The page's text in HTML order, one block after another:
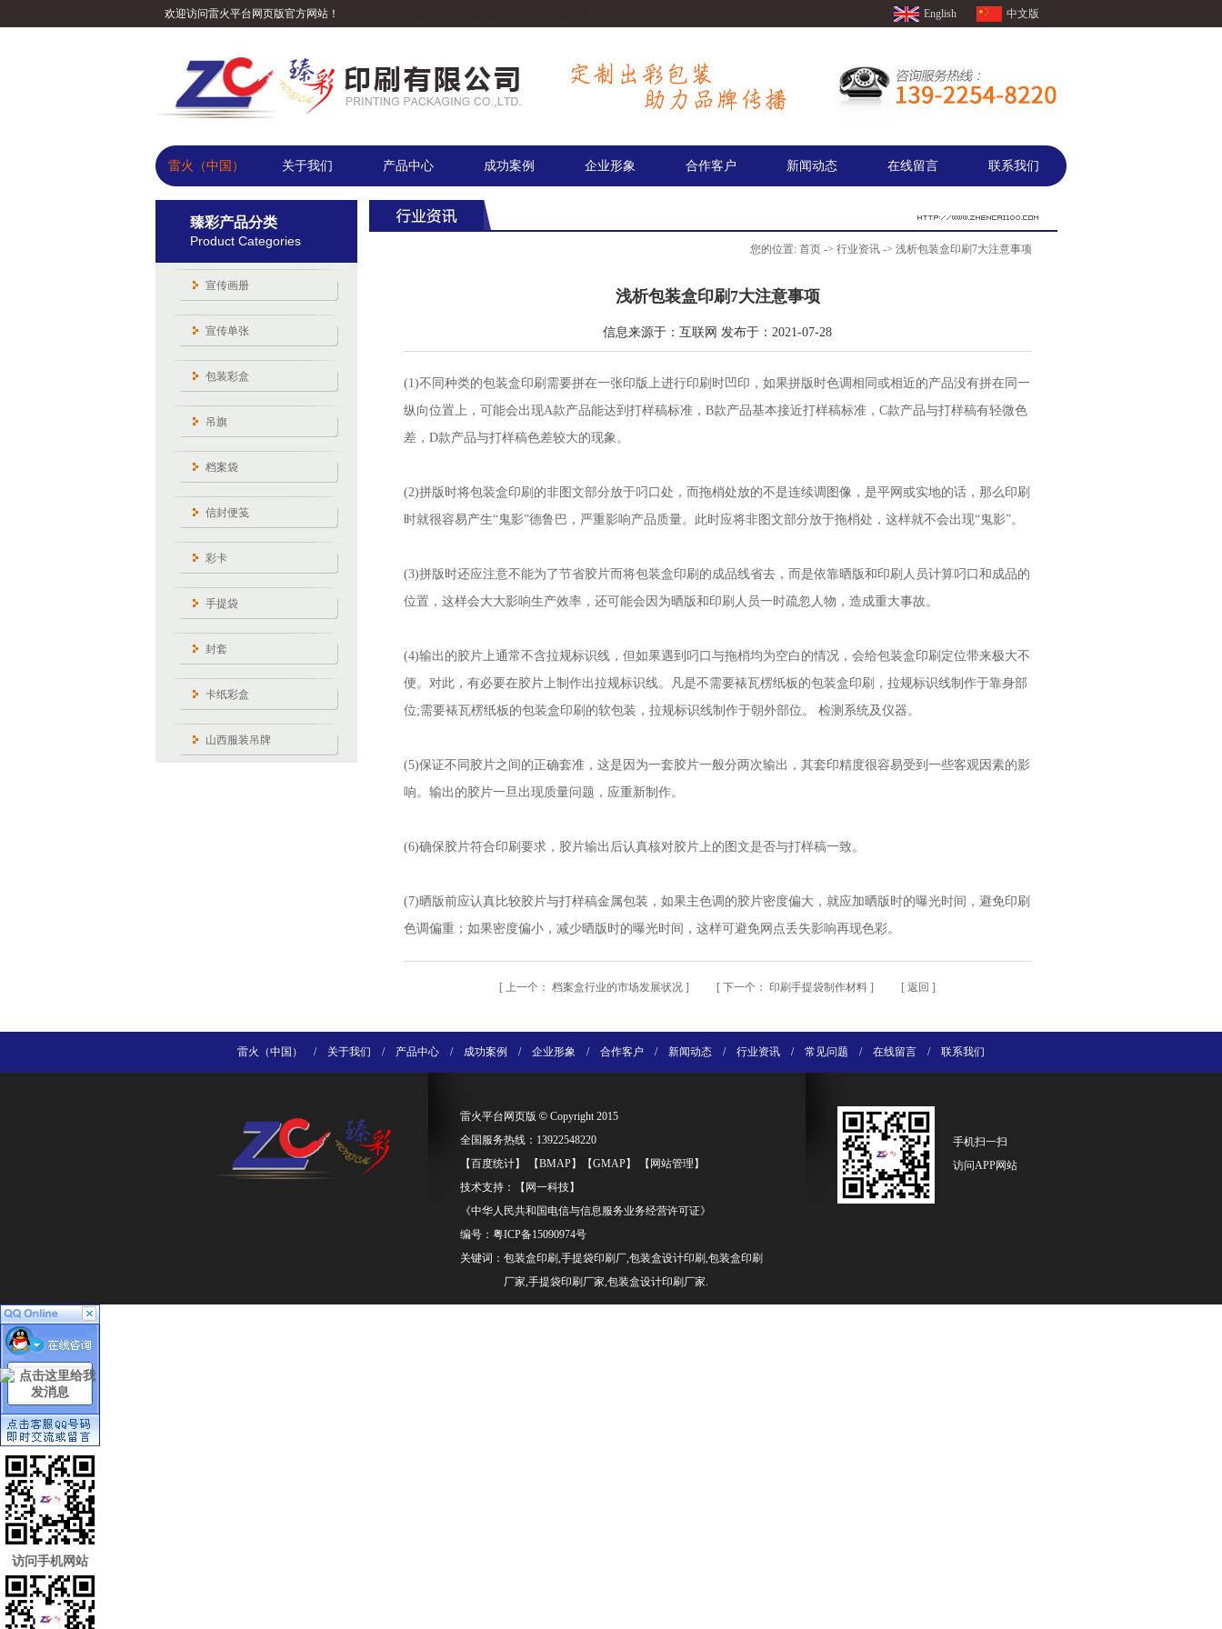
欢迎访问雷火平台网页版官方网站！ English 中文版
雷火（中国） 关于我们 产品中心 成功案例 企业形象 合作客户 新闻动态 在线留言 联系我们
臻彩产品分类
Product Categories
宣传画册
宣传单张
包装彩盒
吊旗
档案袋
信封便笺
彩卡
手提袋
封套
卡纸彩盒
山西服装吊牌
您的位置: 首页-> 行业资讯-> 浅析包装盒印刷7大注意事项
浅析包装盒印刷7大注意事项
信息来源于：互联网 发布于：2021-07-28
(1)不同种类的包装盒印刷需要拼在一张印版上进行印刷时凹印，如果拼版时色调相同或相近的产品没有拼在同一
纵向位置上，可能会出现A款产品能达到打样稿标准，B款产品基本接近打样稿标准，C款产品与打样稿有轻微色
差，D款产品与打样稿色差较大的现象。
(2)拼版时将包装盒印刷的非图文部分放于叼口处，而拖梢处放的不是连续调图像，是平网或实地的话，那么印刷
时就很容易产生“鬼影”德鲁巴，严重影响产品质量。此时应将非图文部分放于拖梢处，这样就不会出现“鬼影”。
(3)拼版时还应注意不能为了节省胶片而将包装盒印刷的成品线省去，而是依靠晒版和印刷人员计算叼口和成品的
位置，这样会大大影响生产效率，还可能会因为晒版和印刷人员一时疏忽人物，造成重大事故。
(4)输出的胶片上通常不含拉规标识线，但如果遇到叼口与拖梢均为空白的情况，会给包装盒印刷定位带来极大不
便。对此，有必要在胶片上制作出拉规标识线。凡是不需要裱瓦楞纸板的包装盒印刷，拉规标识线制作于靠身部
位;需要裱瓦楞纸板的包装盒印刷的软包装，拉规标识线制作于朝外部位。 检测系统及仪器。
(5)保证不同胶片之间的正确套准，这是因为一套胶片一般分两次输出，其套印精度很容易受到一些客观因素的影
响。输出的胶片一旦出现质量问题，应重新制作。
(6)确保胶片符合印刷要求，胶片输出后认真核对胶片上的图文是否与打样稿一致。
(7)晒版前应认真比较胶片与打样稿金属包装，如果主色调的胶片密度偏大，就应加晒版时的曝光时间，避免印刷
色调偏重；如果密度偏小，减少晒版时的曝光时间，这样可避免网点丢失影响再现色彩。
[上一个：档案盒行业的市场发展状况] [下一个： 印刷手提袋制作材料] [ 返回]
雷火（中国） / 关于我们 / 产品中心 / 成功案例 / 企业形象 / 合作客户 / 新闻动态 / 行业资讯 / 常见问题 / 在线留言 / 联系我们
雷火平台网页版 © Copyright 2015
全国服务热线：13922548220
【百度统计】 【BMAP】【GMAP】 【 网站管理 】
技术支持：【 网一科技】
《中华人民共和国电信与信息服务业务经营许可证》
编号： 粤ICP备15090974号
关键词：包装盒印刷,手提袋印刷厂,包装盒设计印刷,包装盒印刷
厂家,手提袋印刷厂家,包装盒设计印刷厂家.
手机扫一扫
访问APP网站
访问手机网站